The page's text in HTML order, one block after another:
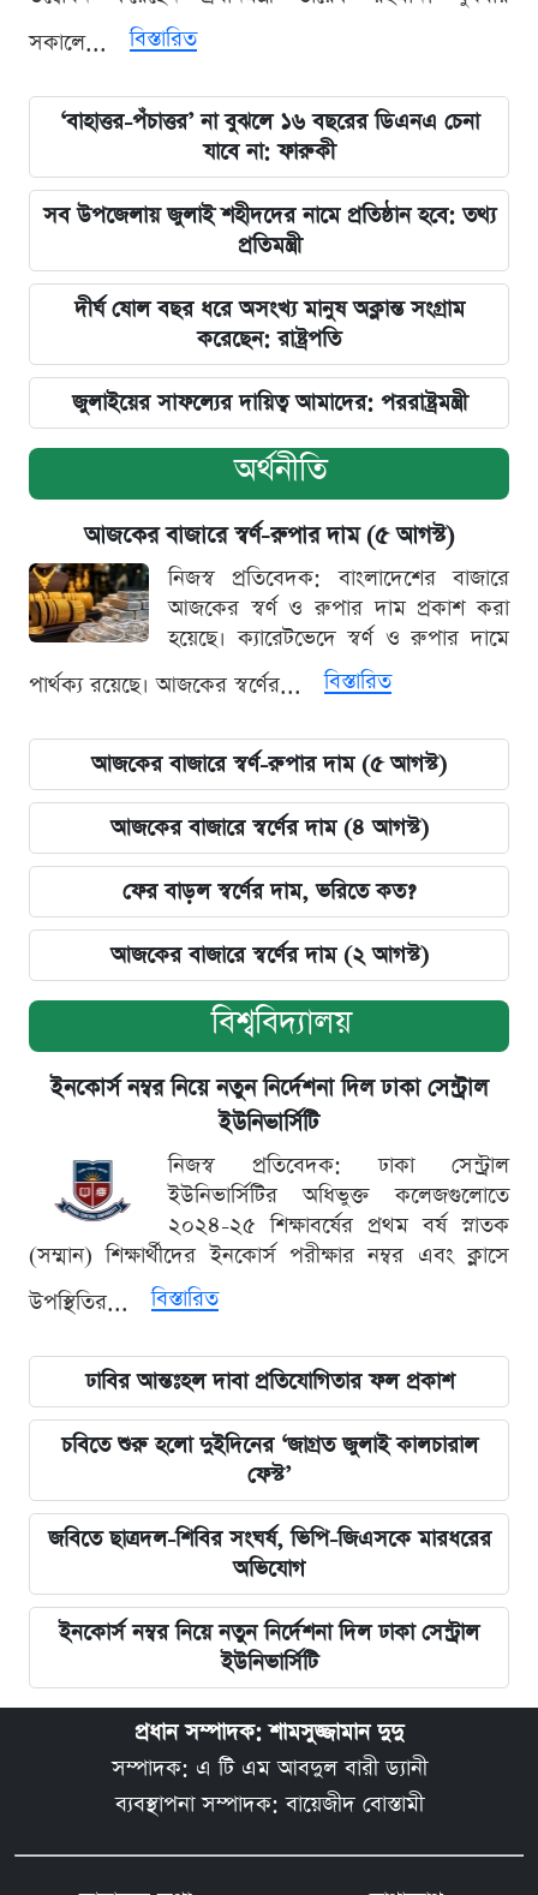
সকালে...
বিস্তারিত
‘বাহাত্তর-পঁচাত্তর’ না বুঝলে ১৬ বছরের ডিএনএ চেনা
যাবে না: ফারুকী
সব উপজেলায় জুলাই শহীদদের নামে প্রতিষ্ঠান হবে: তথ্য
প্রতিমন্ত্রী
দীর্ঘ ষোল বছর ধরে অসংখ্য মানুষ অক্লান্ত সংগ্রাম
করেছেন: রাষ্ট্রপতি
জুলাইয়ের সাফল্যের দায়িত্ব আমাদের: পররাষ্ট্রমন্ত্রী
অর্থনীতি
আজকের বাজারে স্বর্ণ-রুপার দাম (৫ আগস্ট)
নিজস্ব প্রতিবেদক: বাংলাদেশের বাজারে
আজকের স্বর্ণ ও রুপার দাম প্রকাশ করা
হয়েছে। ক্যারেটভেদে স্বর্ণ ও রুপার দামে
পার্থক্য রয়েছে। আজকের স্বর্ণের...
বিস্তারিত
আজকের বাজারে স্বর্ণ-রুপার দাম (৫ আগস্ট)
আজকের বাজারে স্বর্ণের দাম (৪ আগস্ট)
ফের বাড়ল স্বর্ণের দাম, ভরিতে কত?
আজকের বাজারে স্বর্ণের দাম (২ আগস্ট)
বিশ্ববিদ্যালয়
ইনকোর্স নম্বর নিয়ে নতুন নির্দেশনা দিল ঢাকা সেন্ট্রাল
ইউনিভার্সিটি
নিজস্ব প্রতিবেদক: ঢাকা সেন্ট্রাল
ইউনিভার্সিটির অধিভুক্ত কলেজগুলোতে
২০২৪-২৫ শিক্ষাবর্ষের প্রথম বর্ষ স্নাতক
(সম্মান) শিক্ষার্থীদের ইনকোর্স পরীক্ষার নম্বর এবং ক্লাসে
উপস্থিতির...
বিস্তারিত
ঢাবির আন্তঃহল দাবা প্রতিযোগিতার ফল প্রকাশ
চবিতে শুরু হলো দুইদিনের ‘জাগ্রত জুলাই কালচারাল
ফেস্ট’
জবিতে ছাত্রদল-শিবির সংঘর্ষ, ভিপি-জিএসকে মারধরের
অভিযোগ
ইনকোর্স নম্বর নিয়ে নতুন নির্দেশনা দিল ঢাকা সেন্ট্রাল
ইউনিভার্সিটি
প্রধান সম্পাদক: শামসুজ্জামান দুদু
সম্পাদক: এ টি এম আবদুল বারী ড্যানী
ব্যবস্থাপনা সম্পাদক: বায়েজীদ বোস্তামী